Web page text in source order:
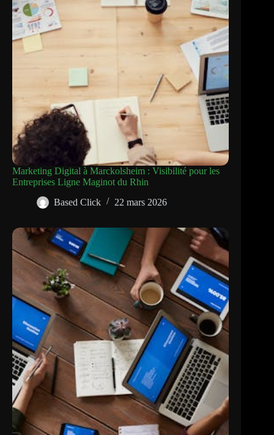
Marketing Digital à Marckolsheim : Visibilité pour les
Entreprises Ligne Maginot du Rhin
Based Click
22 mars 2026